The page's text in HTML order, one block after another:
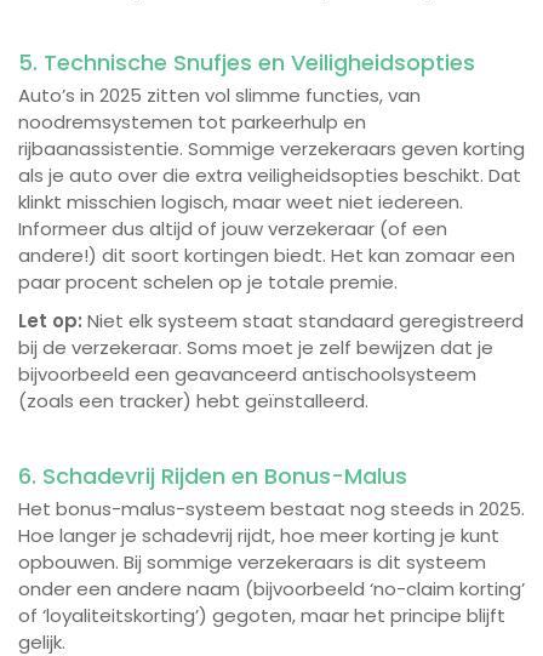
5. Technische Snufjes en Veiligheidsopties
Auto’s in 2025 zitten vol slimme functies, van
noodremsystemen tot parkeerhulp en
rijbaanassistentie. Sommige verzekeraars geven korting
als je auto over die extra veiligheidsopties beschikt. Dat
klinkt misschien logisch, maar weet niet iedereen.
Informeer dus altijd of jouw verzekeraar (of een
andere!) dit soort kortingen biedt. Het kan zomaar een
paar procent schelen op je totale premie.
Let op: Niet elk systeem staat standaard geregistreerd
bij de verzekeraar. Soms moet je zelf bewijzen dat je
bijvoorbeeld een geavanceerd antischoolsysteem
(zoals een tracker) hebt geïnstalleerd.
6. Schadevrij Rijden en Bonus-Malus
Het bonus-malus-systeem bestaat nog steeds in 2025.
Hoe langer je schadevrij rijdt, hoe meer korting je kunt
opbouwen. Bij sommige verzekeraars is dit systeem
onder een andere naam (bijvoorbeeld ‘no-claim korting’
of ‘loyaliteitskorting’) gegoten, maar het principe blijft
gelijk.